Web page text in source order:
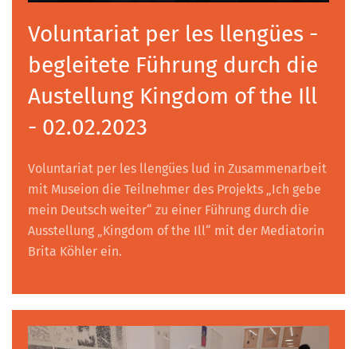
Voluntariat per les llengües -
begleitete Führung durch die
Austellung Kingdom of the Ill
- 02.02.2023
Voluntariat per les llengües lud in Zusammenarbeit
mit Museion die Teilnehmer des Projekts „Ich gebe
mein Deutsch weiter“ zu einer Führung durch die
Ausstellung „Kingdom of the Ill“ mit der Mediatorin
Brita Köhler ein.